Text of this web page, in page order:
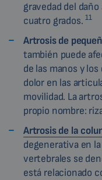
gravedad del
cuatro grados.11
Artrosis de
también puede
de las manos y
dolor en las
movilidad. La
propio nombre:
Artrosis de la
degenerativa en
vertebrales se
está relacionado